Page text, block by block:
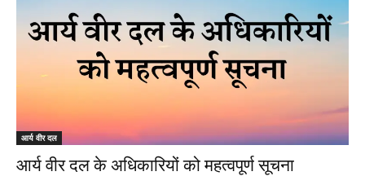
आर्य वीर दल
आर्य वीर दल के अधिकारियों को महत्वपूर्ण सूचना